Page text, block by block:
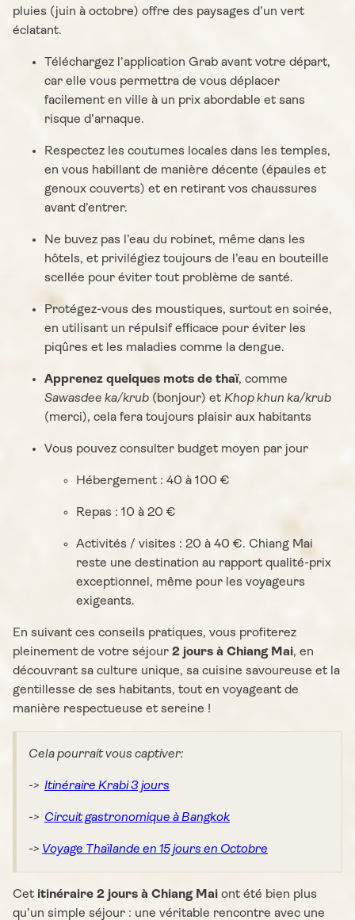
pluies (juin à octobre) offre des paysages d’un vert
éclatant.
Téléchargez l’application Grab avant votre départ,
car elle vous permettra de vous déplacer
facilement en ville à un prix abordable et sans
risque d’arnaque.
Respectez les coutumes locales dans les temples,
en vous habillant de manière décente (épaules et
genoux couverts) et en retirant vos chaussures
avant d’entrer.
Ne buvez pas l’eau du robinet, même dans les
hôtels, et privilégiez toujours de l’eau en bouteille
scellée pour éviter tout problème de santé.
Protégez-vous des moustiques, surtout en soirée,
en utilisant un répulsif efficace pour éviter les
piqûres et les maladies comme la dengue.
Apprenez quelques mots de thaï, comme
Sawasdee ka/krub (bonjour) et Khop khun ka/krub
(merci), cela fera toujours plaisir aux habitants
Vous pouvez consulter budget moyen par jour
Hébergement : 40 à 100 €
Repas : 10 à 20 €
Activités / visites : 20 à 40 €. Chiang Mai
reste une destination au rapport qualité-prix
exceptionnel, même pour les voyageurs
exigeants.
En suivant ces conseils pratiques, vous profiterez
pleinement de votre séjour 2 jours à Chiang Mai, en
découvrant sa culture unique, sa cuisine savoureuse et la
gentillesse de ses habitants, tout en voyageant de
manière respectueuse et sereine !
Cela pourrait vous captiver:
-> Itinéraire Krabi 3 jours
-> Circuit gastronomique à Bangkok
-> Voyage Thaïlande en 15 jours en Octobre
Cet itinéraire 2 jours à Chiang Mai ont été bien plus
qu’un simple séjour : une véritable rencontre avec une